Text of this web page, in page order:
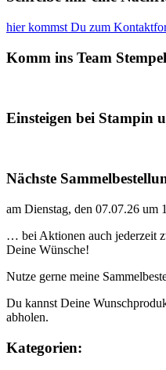
hier kommst Du zum
Komm ins Team
Einsteigen bei Stampin
Nächste
am Dienstag, den 07.07.26 um
… bei Aktionen auch jederzeit
Deine Wünsche!
Nutze gerne meine
Du kannst Deine
abholen.
Kategorien: